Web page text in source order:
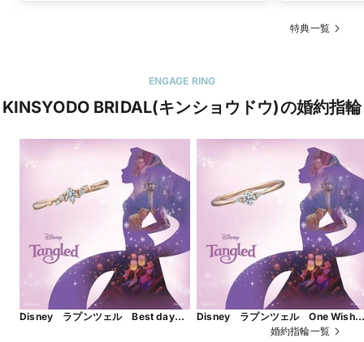
特典一覧
ENGAGE RING
KINSYODO BRIDAL(キンショウドウ)の婚約指輪
Disney ラプンツェル Best day
Disney ラプンツェル One Wish
～ひとつの願い～婚約指輪一覧